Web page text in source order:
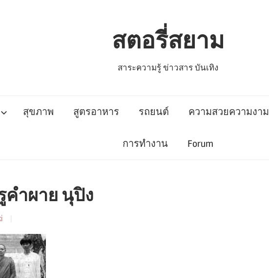
สตอรี่สยาม
สาระความรู้ ข่าวสาร บันเทิง
สุขภาพ สูตรอาหาร รถยนต์ ความสวยความงาม
การทำงาน Forum
ำผาย นุปิง